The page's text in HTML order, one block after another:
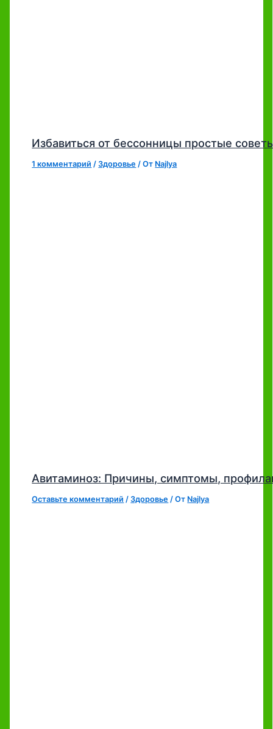
Избавиться от бессонницы простые
1 комментарий /Здоровье / От Najlya
Авитаминоз: Причины, симптомы,
Оставьте комментарий /Здоровье / От Najlya